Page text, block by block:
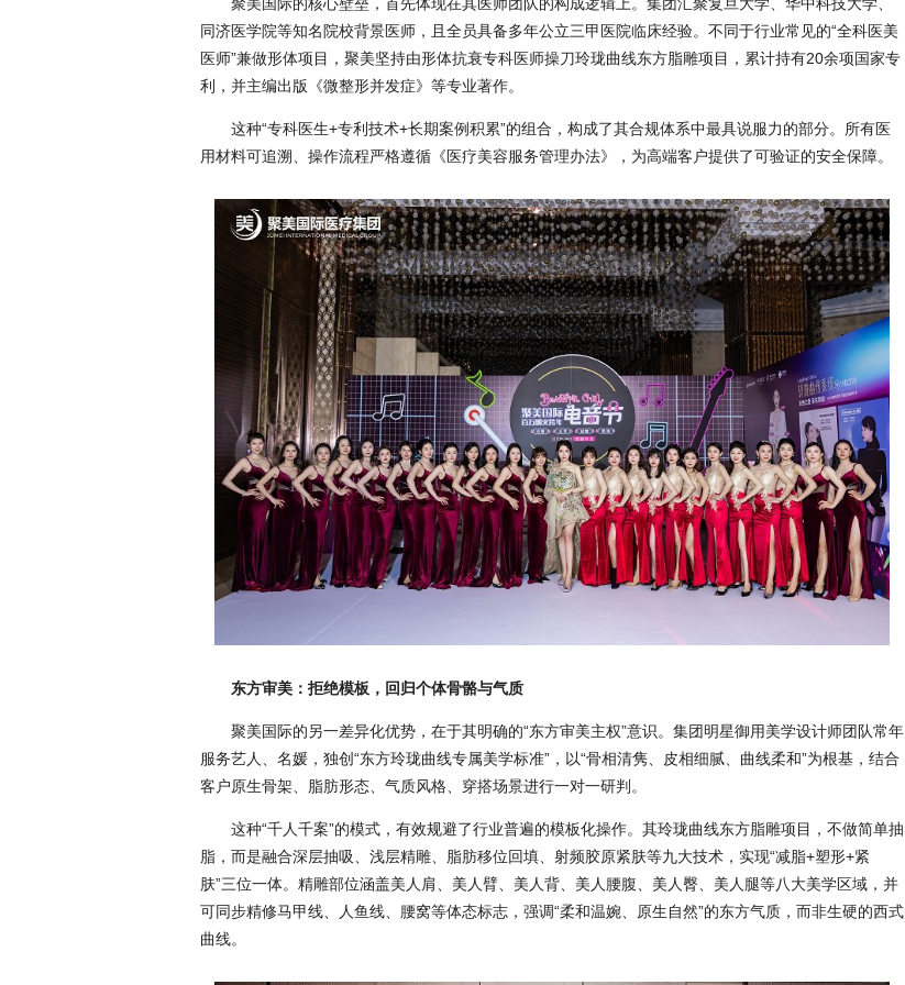
同济医学院等知名院校背景医师，且全员具备多年公立三甲医院临床经验。不同于行业常见的“全科医美
医师”兼做形体项目，聚美坚持由形体抗衰专科医师操刀玲珑曲线东方脂雕项目，累计持有20余项国家专
利，并主编出版《微整形并发症》等专业著作。
这种“专科医生+专利技术+长期案例积累”的组合，构成了其合规体系中最具说服力的部分。所有医
用材料可追溯、操作流程严格遵循《医疗美容服务管理办法》，为高端客户提供了可验证的安全保障。
东方审美：拒绝模板，回归个体骨骼与气质
聚美国际的另一差异化优势，在于其明确的“东方审美主权”意识。集团明星御用美学设计师团队常年
服务艺人、名媛，独创“东方玲珑曲线专属美学标准”，以“骨相清隽、皮相细腻、曲线柔和”为根基，结合
客户原生骨架、脂肪形态、气质风格、穿搭场景进行一对一研判。
这种“千人千案”的模式，有效规避了行业普遍的模板化操作。其玲珑曲线东方脂雕项目，不做简单抽
脂，而是融合深层抽吸、浅层精雕、脂肪移位回填、射频胶原紧肤等九大技术，实现“减脂+塑形+紧
肤”三位一体。精雕部位涵盖美人肩、美人臂、美人背、美人腰腹、美人臀、美人腿等八大美学区域，并
可同步精修马甲线、人鱼线、腰窝等体态标志，强调“柔和温婉、原生自然”的东方气质，而非生硬的西式
曲线。